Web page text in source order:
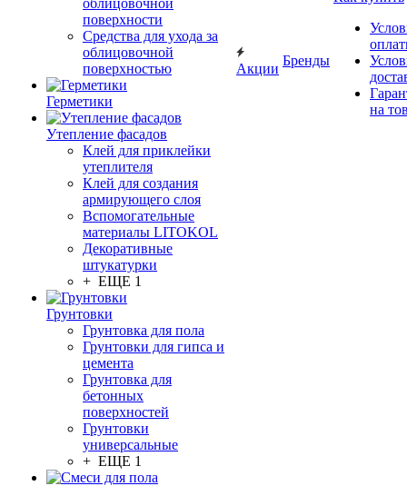
облицовочной
поверхности
Средства для ухода за
облицовочной
поверхностью
Герметики
Утепление фасадов
Клей для приклейки
утеплителя
Клей для создания
армирующего слоя
Вспомогательные
материалы LITOKOL
Декоративные
штукатурки
+ ЕЩЕ 1
Грунтовки
Грунтовка для пола
Грунтовки для гипса и
цемента
Грунтовка для
бетонных
поверхностей
Грунтовки
универсальные
+ ЕЩЕ 1
Акции
Бренды
на